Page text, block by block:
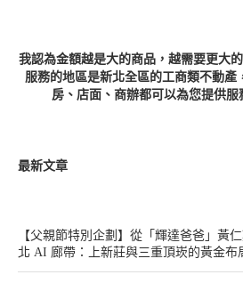
我認為金額越是大的商品，越需要更大
服務的地區是新北全區的工商類不動產
房、店面、商辦都可以為您提供
最新文章
【父親節特別企劃】從「輝達爸爸」黃
北 AI 廊帶：上新莊與三重頂崁的黃金布